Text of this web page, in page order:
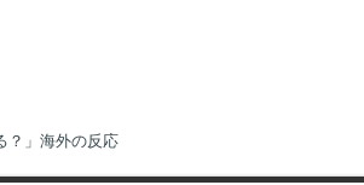
？」海外の反応